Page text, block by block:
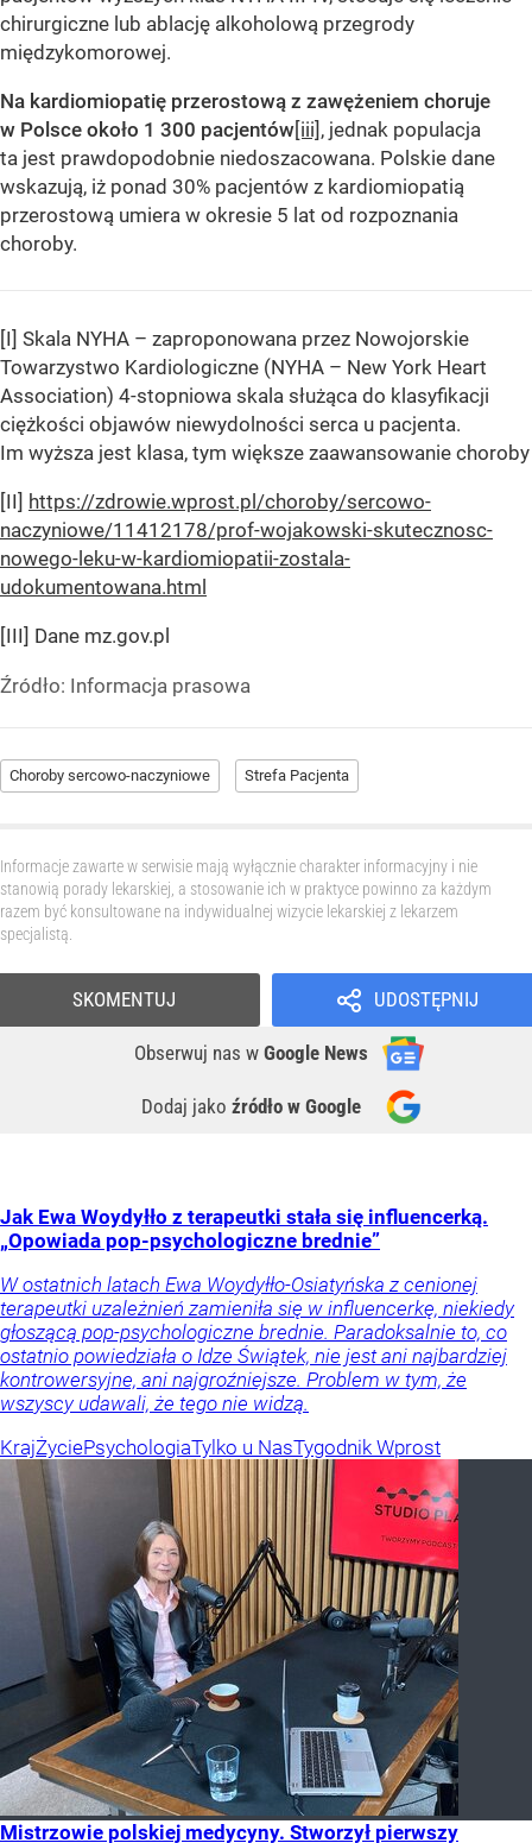
chirurgiczne lub ablację alkoholową przegrody
międzykomorowej.
Na kardiomiopatię przerostową z zawężeniem choruje
w Polsce około 1 300 pacjentów[iii] , jednak populacja
ta jest prawdopodobnie niedoszacowana. Polskie dane
wskazują, iż ponad 30% pacjentów z kardiomiopatią
przerostową umiera w okresie 5 lat od rozpoznania
choroby.
[I] Skala NYHA – zaproponowana przez Nowojorskie
Towarzystwo Kardiologiczne (NYHA – New York Heart
Association) 4-stopniowa skala służąca do klasyfikacji
ciężkości objawów niewydolności serca u pacjenta.
Im wyższa jest klasa, tym większe zaawansowanie choroby
[II] https://zdrowie.wprost.pl/choroby/sercowo-
naczyniowe/11412178/prof-wojakowski-skutecznosc-
nowego-leku-w-kardiomiopatii-zostala-
udokumentowana.html
[III] Dane mz.gov.pl
Źródło: Informacja prasowa
Choroby sercowo-naczyniowe Strefa Pacjenta
Informacje zawarte w serwisie mają wyłącznie charakter informacyjny i nie
stanowią porady lekarskiej, a stosowanie ich w praktyce powinno za każdym
razem być konsultowane na indywidualnej wizycie lekarskiej z lekarzem
specjalistą.
UDOSTĘPNIJ
Obserwuj nas w Google News
Dodaj jako źródło w Google
SKOMENTUJ
Jak Ewa Woydyłło z terapeutki stała się influencerką.
„Opowiada pop-psychologiczne brednie”
W ostatnich latach Ewa Woydyłło-Osiatyńska z cenionej
terapeutki uzależnień zamieniła się w influencerkę, niekiedy
głoszącą pop-psychologiczne brednie. Paradoksalnie to, co
ostatnio powiedziała o Idze Świątek, nie jest ani najbardziej
kontrowersyjne, ani najgroźniejsze. Problem w tym, że
wszyscy udawali, że tego nie widzą.
KrajŻyciePsychologiaTylko u NasTygodnik Wprost
Mistrzowie polskiej medycyny. Stworzył pierwszy